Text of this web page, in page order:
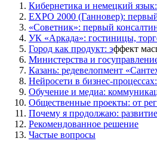
Кибернетика и немецкий
EXPO 2000 (Ганновер):
«Советник»: первый
УК «Аркада»: гостиницы,
Город как продукт: эффект
Министерства и
Казань: редевелопмент
Нейросети в бизнес-
Обучение и медиа:
Общественные проекты: от
Почему я продолжаю:
Рекомендованное решение
Частые вопросы